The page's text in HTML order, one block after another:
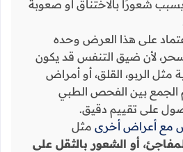
شعورًا بالاختناق أو صعوبة
على هذا العرض وحده
لأن ضيق التنفس قد يكون
الربو، القلق، أو أمراض
الجمع بين الفحص الطبي
على تقييم دقيق.
مع أعراض أخرى مثل
أو الشعور بالثقل على